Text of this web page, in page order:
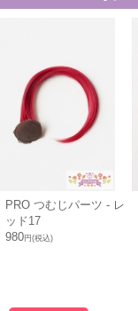
PRO つむじパーツ - レ
ッド17
980円(税込)